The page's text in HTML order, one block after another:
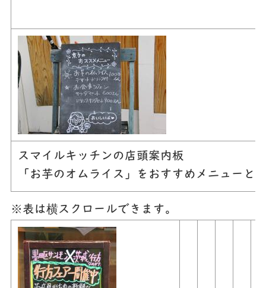
スマイルキッチンの店頭案内板
「お芋のオムライス」をおすすめメニューと
※表は横スクロールできます。